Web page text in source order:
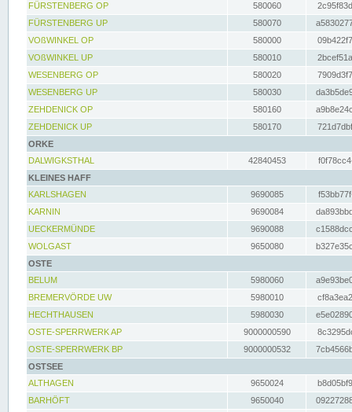
FÜRSTENBERG OP
580060
FÜRSTENBERG UP
580070
VOßWINKEL OP
580000
VOßWINKEL UP
580010
WESENBERG OP
580020
WESENBERG UP
580030
ZEHDENICK OP
580160
ZEHDENICK UP
580170
ORKE
DALWIGKSTHAL
42840453
KLEINES HAFF
KARLSHAGEN
9690085
KARNIN
9690084
UECKERMÜNDE
9690088
WOLGAST
9650080
OSTE
BELUM
5980060
BREMERVÖRDE UW
5980010
HECHTHAUSEN
5980030
OSTE-SPERRWERK AP
9000000590
OSTE-SPERRWERK BP
9000000532
OSTSEE
ALTHAGEN
9650024
BARHÖFT
9650040